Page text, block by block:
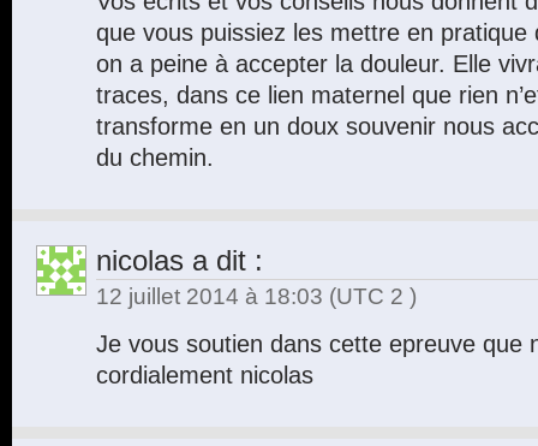
que vous puissiez les mettre en
on a peine à accepter la douleur. Elle
traces, dans ce lien maternel que rien
transforme en un doux souvenir nous
du chemin.
nicolas a dit :
12 juillet 2014 à 18:03 (UTC 2 )
Je vous soutien dans cette epreuve que
cordialement nicolas